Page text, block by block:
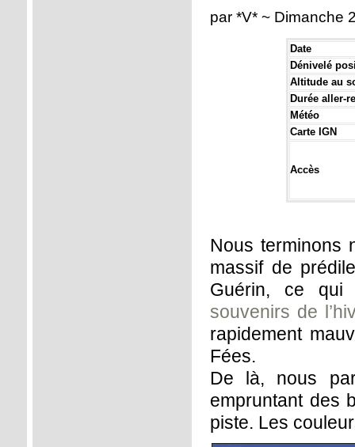
par *V* ~ Dimanche
Date
Dénivelé
Altitude au
Durée aller-
Météo
Carte IGN
Accès
Nous terminons
massif de
Guérin, ce
souvenirs de
rapidement
Fées.
De là, nous
empruntant des
piste. Les